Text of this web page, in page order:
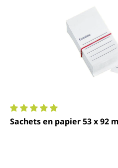
Note moyenne de 5 sur 5
Sachets en papier 53 x 92